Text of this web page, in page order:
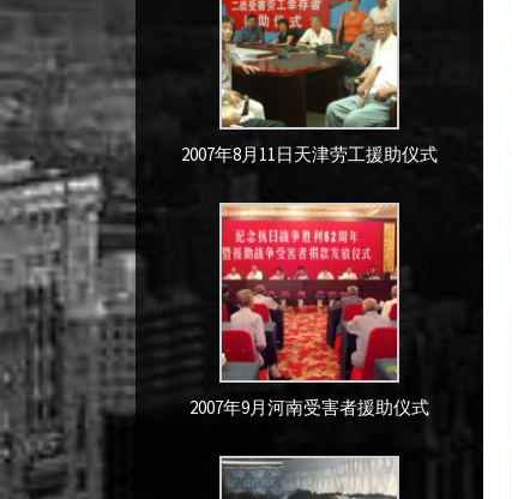
2007年8月11日天津劳工援助仪式
2007年9月河南受害者援助仪式